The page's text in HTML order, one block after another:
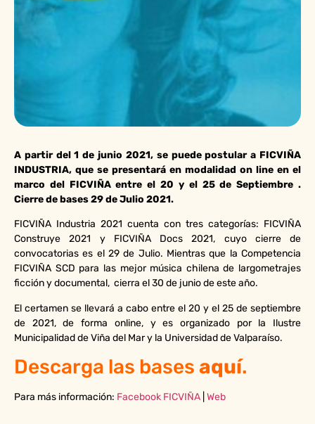
A partir del 1 de junio 2021, se puede postular a FICVIÑA
INDUSTRIA, que se presentará en modalidad on line en el
marco del FICVIÑA entre el 20 y el 25 de Septiembre .
Cierre de bases 29 de Julio 2021.
FICVIÑA Industria 2021 cuenta con tres categorías: FICVIÑA
Construye 2021 y FICVIÑA Docs 2021, cuyo cierre de
convocatorias es el 29 de Julio. Mientras que la Competencia
FICVIÑA SCD para las mejor música chilena de largometrajes
ficción y documental, cierra el 30 de junio de este año.
El certamen se llevará a cabo entre el 20 y el 25 de septiembre
de 2021, de forma online, y es organizado por la Ilustre
Municipalidad de Viña del Mar y la Universidad de Valparaíso.
Descarga las bases aquí.
Para más información: Facebook FICVIÑA Web